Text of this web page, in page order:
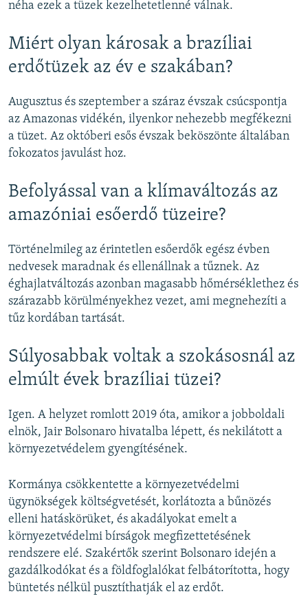
néha ezek a tüzek kezelhetetlenné válnak.
Miért olyan károsak a brazíliai
erdőtüzek az év e szakában?
Augusztus és szeptember a száraz évszak csúcspontja
az Amazonas vidékén, ilyenkor nehezebb megfékezni
a tüzet. Az októberi esős évszak beköszönte általában
fokozatos javulást hoz.
Befolyással van a klímaváltozás az
amazóniai esőerdő tüzeire?
Történelmileg az érintetlen esőerdők egész évben
nedvesek maradnak és ellenállnak a tűznek. Az
éghajlatváltozás azonban magasabb hőmérséklethez és
szárazabb körülményekhez vezet, ami megnehezíti a
tűz kordában tartását.
Súlyosabbak voltak a szokásosnál az
elmúlt évek brazíliai tüzei?
Igen. A helyzet romlott 2019 óta, amikor a jobboldali
elnök, Jair Bolsonaro hivatalba lépett, és nekilátott a
környezetvédelem gyengítésének.
Kormánya csökkentette a környezetvédelmi
ügynökségek költségvetését, korlátozta a bűnözés
elleni hatáskörüket, és akadályokat emelt a
környezetvédelmi bírságok megfizettetésének
rendszere elé. Szakértők szerint Bolsonaro idején a
gazdálkodókat és a földfoglalókat felbátorította, hogy
büntetés nélkül pusztíthatják el az erdőt.